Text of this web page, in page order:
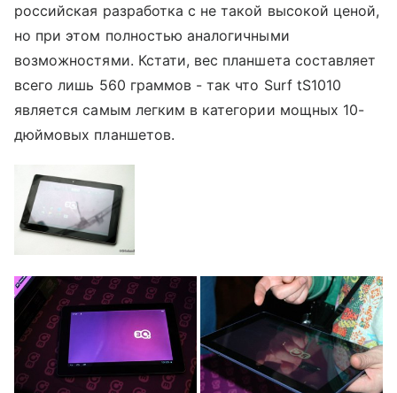
российская разработка с не такой высокой ценой,
но при этом полностью аналогичными
возможностями. Кстати, вес планшета составляет
всего лишь 560 граммов - так что Surf tS1010
является самым легким в категории мощных 10-
дюймовых планшетов.